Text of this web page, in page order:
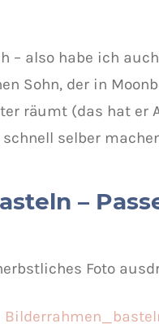
– also habe ich
Sohn, der in
räumt (das hat er
selber
–
Foto